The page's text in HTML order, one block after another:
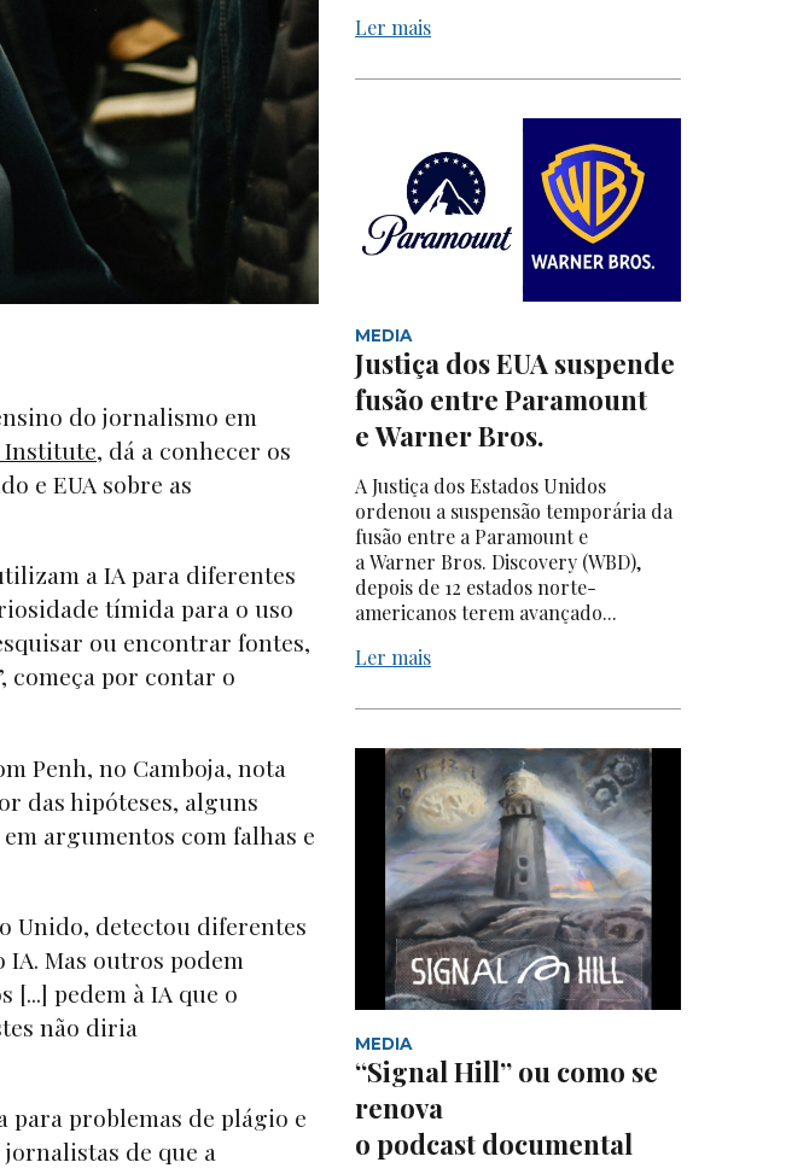
do jornalismo em
Institute, dá a conhecer os
e EUA sobre as
a IA para diferentes
tímida para o uso
ou encontrar fontes,
começa por contar o
Penh, no Camboja, nota
das hipóteses, alguns
argumentos com falhas e
Unido, detectou diferentes
Mas outros podem
pedem à IA que o
não diria
para problemas de plágio e
de que a
Ler mais
MEDIA
Justiça dos EUA suspende
fusão entre Paramount
e Warner Bros.
A Justiça dos Estados Unidos
ordenou a suspensão temporária da
fusão entre a Paramount e
a Warner Bros. Discovery (WBD),
depois de 12 estados norte-
americanos terem avançado...
Ler mais
MEDIA
“Signal Hill” ou como se
renova
o podcast documental